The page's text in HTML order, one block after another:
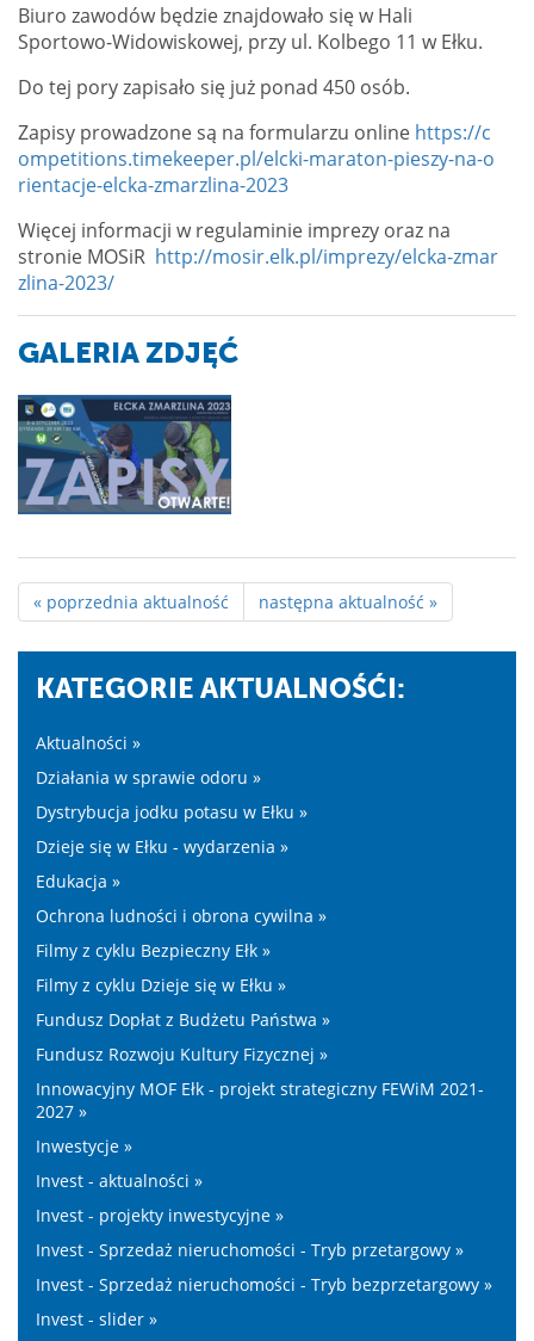
Biuro zawodów będzie znajdowało się w Hali
Sportowo-Widowiskowej, przy ul. Kolbego 11 w Ełku.
Do tej pory zapisało się już ponad 450 osób.
Zapisy prowadzone są na formularzu online https://c
ompetitions.timekeeper.pl/elcki-maraton-pieszy-na-o
rientacje-elcka-zmarzlina-2023
Więcej informacji w regulaminie imprezy oraz na
stronie MOSiR http://mosir.elk.pl/imprezy/elcka-zmar
zlina-2023/
GALERIA ZDJĘĆ
« poprzednia aktualność następna aktualność »
KATEGORIE AKTUALNOŚĆI:
Aktualności »
Działania w sprawie odoru »
Dystrybucja jodku potasu w Ełku »
Dzieje się w Ełku - wydarzenia »
Edukacja »
Ochrona ludności i obrona cywilna »
Filmy z cyklu Bezpieczny Ełk »
Filmy z cyklu Dzieje się w Ełku »
Fundusz Dopłat z Budżetu Państwa »
Fundusz Rozwoju Kultury Fizycznej »
Innowacyjny MOF Ełk - projekt strategiczny FEWiM 2021-
2027 »
Inwestycje »
Invest - aktualności »
Invest - projekty inwestycyjne »
Invest - Sprzedaż nieruchomości - Tryb przetargowy »
Invest - Sprzedaż nieruchomości - Tryb bezprzetargowy »
Invest - slider »